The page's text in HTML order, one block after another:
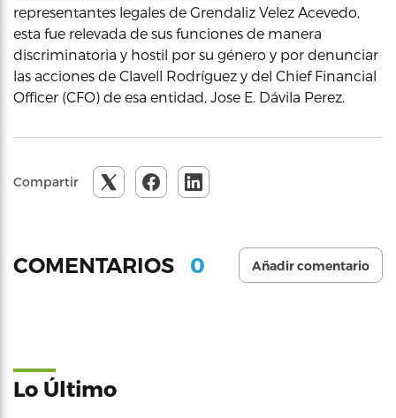
representantes legales de Grendaliz Velez Acevedo,
esta fue relevada de sus funciones de manera
discriminatoria y hostil por su género y por denunciar
las acciones de Clavell Rodríguez y del Chief Financial
Officer (CFO) de esa entidad, Jose E. Dávila Perez.
Compartir
COMENTARIOS 0 Añadir comentario
Lo Último